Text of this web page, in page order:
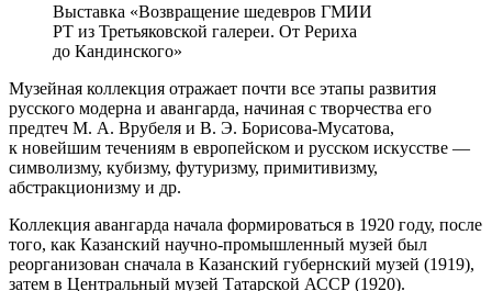
Выставка «Возвращение шедевров ГМИИ
РТ из Третьяковской галереи. От Рериха
до Кандинского»
Музейная коллекция отражает почти все этапы развития
русского модерна и авангарда, начиная с творчества его
предтеч М. А. Врубеля и В. Э. Борисова-Мусатова,
к новейшим течениям в европейском и русском искусстве —
символизму, кубизму, футуризму, примитивизму,
абстракционизму и др.
Коллекция авангарда начала формироваться в 1920 году, после
того, как Казанский научно-промышленный музей был
реорганизован сначала в Казанский губернский музей (1919),
затем в Центральный музей Татарской АССР (1920).